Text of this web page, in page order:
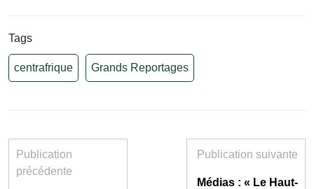
Tags
centrafrique Grands Reportages
Publication
précédente
Publication suivante
Médias : « Le Haut-